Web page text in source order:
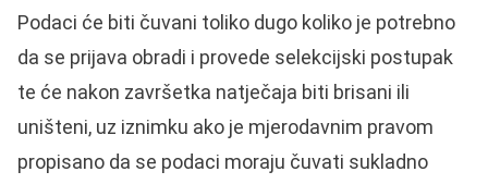
Podaci će biti čuvani toliko dugo koliko je potrebno
da se prijava obradi i provede selekcijski postupak
te će nakon završetka natječaja biti brisani ili
uništeni, uz iznimku ako je mjerodavnim pravom
propisano da se podaci moraju čuvati sukladno